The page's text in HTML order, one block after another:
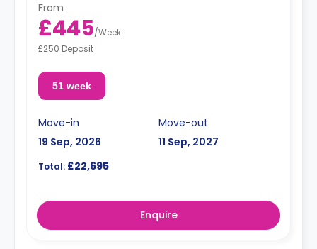
From
£445/Week
£250 Deposit
51 week
Move-in
19 Sep, 2026
Move-out
11 Sep, 2027
Total: £22,695
Enquire